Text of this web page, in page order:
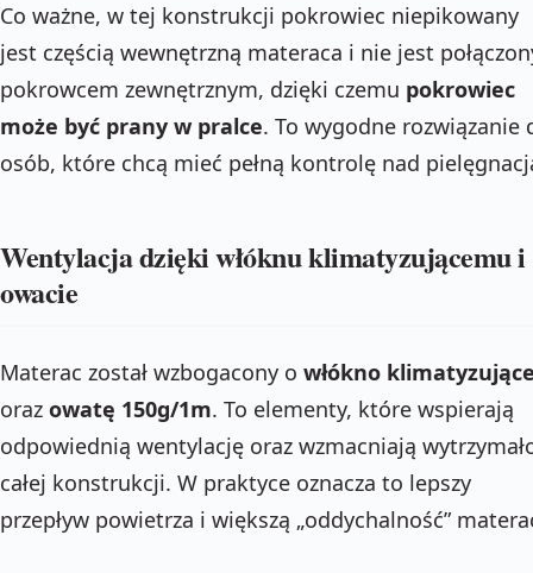
Co ważne, w tej konstrukcji pokrowiec niepikowany
jest częścią wewnętrzną materaca i nie jest
pokrowcem zewnętrznym, dzięki czemu pokrowiec
może być prany w pralce. To wygodne rozwiązanie
osób, które chcą mieć pełną kontrolę nad
Wentylacja dzięki włóknu klimatyzującemu i
owacie
Materac został wzbogacony o włókno
oraz owatę 150g/1m. To elementy, które wspierają
odpowiednią wentylację oraz wzmacniają
całej konstrukcji. W praktyce oznacza to lepszy
przepływ powietrza i większą „oddychalność”